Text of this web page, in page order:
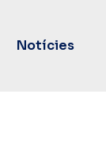
Notícies